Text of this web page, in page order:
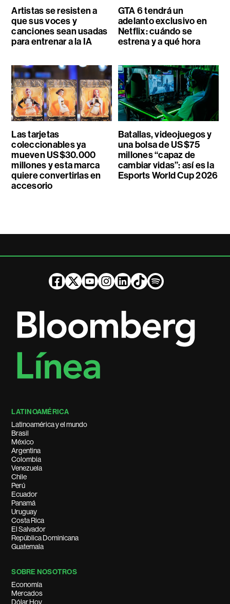
Artistas se resisten a
que sus voces y
canciones sean usadas
para entrenar a la IA
GTA 6 tendrá un
adelanto exclusivo en
Netflix: cuándo se
estrena y a qué hora
Las tarjetas
coleccionables ya
mueven US$30.000
millones y esta marca
quiere convertirlas en
accesorio
Batallas, videojuegos y
una bolsa de US$75
millones “capaz de
cambiar vidas”: así es la
Esports World Cup 2026
LATINOAMÉRICA
Latinoamérica y el mundo
Brasil
México
Argentina
Colombia
Venezuela
Chile
Perú
Ecuador
Panamá
Uruguay
Costa Rica
El Salvador
República Dominicana
Guatemala
SOBRE NOSOTROS
Economía
Mercados
Dólar Hoy